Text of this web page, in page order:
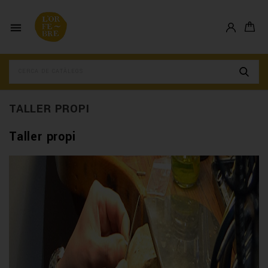

TALLER PROPI
Taller propi